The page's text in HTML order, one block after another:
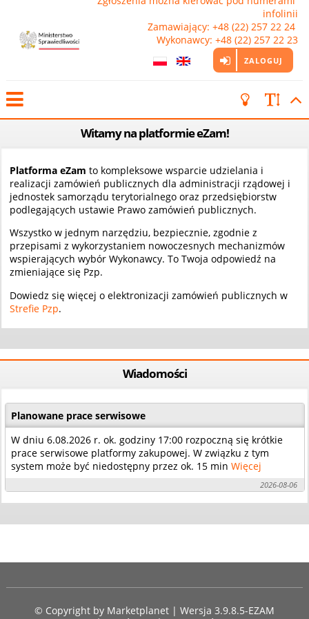
infolinii
Zamawiający: +48 (22) 257 22 24
Wykonawcy: +48 (22) 257 22 23
ZALOGUJ
Witamy na platformie eZam!
Platforma eZam to kompleksowe wsparcie udzielania i
realizacji zamówień publicznych dla administracji rządowej i
jednostek samorządu terytorialnego oraz przedsiębiorstw
podlegających ustawie Prawo zamówień publicznych.
Wszystko w jednym narzędziu, bezpiecznie, zgodnie z
przepisami z wykorzystaniem nowoczesnych mechanizmów
wspierających wybór Wykonawcy. To Twoja odpowiedź na
zmieniające się Pzp.
Dowiedz się więcej o elektronizacji zamówień publicznych w
Strefie Pzp.
Wiadomości
Planowane prace serwisowe
W dniu 6.08.2026 r. ok. godziny 17:00 rozpoczną się krótkie
prace serwisowe platformy zakupowej. W związku z tym
system może być niedostępny przez ok. 15 min Więcej
2026-08-06
© Copyright by Marketplanet| Wersja 3.9.8.5-EZAM